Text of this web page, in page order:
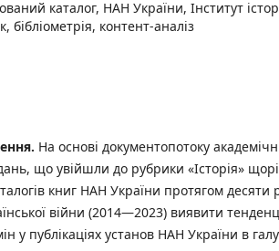
каталог, НАН України, Інститут
бібліометрія, контент-аналіз
На основі документопотоку
що увійшли до рубрики «Історія»
книг НАН України протягом десяти
війни (2014—2023) виявити
у публікаціях установ НАН України в